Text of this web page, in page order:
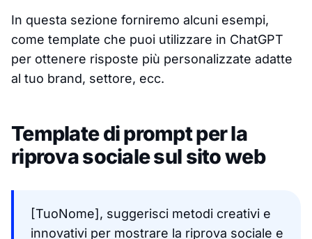
In questa sezione forniremo alcuni esempi,
come template che puoi utilizzare in ChatGPT
per ottenere risposte più personalizzate adatte
al tuo brand, settore, ecc.
Template di prompt per la
riprova sociale sul sito web
[TuoNome], suggerisci metodi creativi e
innovativi per mostrare la riprova sociale e